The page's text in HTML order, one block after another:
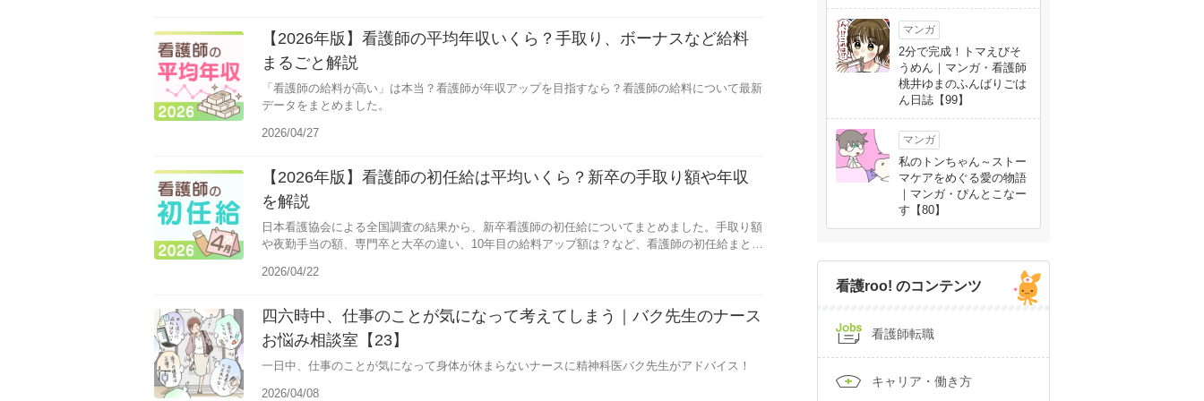
【2026年版】看護師の平均年収いくら？手取り、ボーナスなど給料
まるごと解説
「看護師の給料が高い」は本当？看護師が年収アップを目指すなら？看護師の給料について最新
データをまとめました。
2026/04/27
【2026年版】看護師の初任給は平均いくら？新卒の手取り額や年収
を解説
日本看護協会による全国調査の結果から、新卒看護師の初任給についてまとめました。手取り額
や夜勤手当の額、専門卒と大卒の違い、10年目の給料アップ額は？など、看護師の初任給まとめ
2026/04/22
四六時中、仕事のことが気になって考えてしまう｜バク先生のナース
お悩み相談室【23】
一日中、仕事のことが気になって身体が休まらないナースに精神科医バク先生がアドバイス！
2026/04/08
マンガ
2分で完成！トマえびそ
うめん｜マンガ・看護師
桃井ゆまのふんばりごは
ん日誌【99】
マンガ
私のトンちゃん～ストー
マケアをめぐる愛の物語
｜マンガ・ぴんとこなー
す【80】
看護roo! のコンテンツ
看護師転職
キャリア・働き方